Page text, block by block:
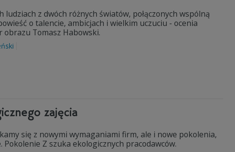
ludziach z dwóch różnych światów, połączonych wspólną
o talencie, ambicjach i wielkim uczuciu - ocenia
obrazu Tomasz Habowski.
zajęcia
się z nowymi wymaganiami firm, ale i nowe pokolenia,
Z szuka ekologicznych pracodawców.